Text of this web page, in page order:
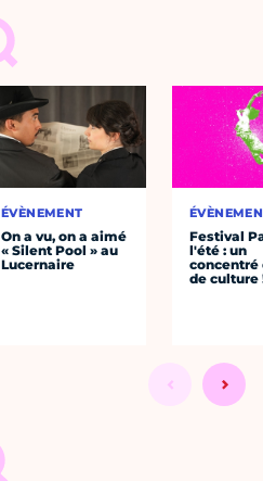
ÉVÈNEMENT
On a vu, on a aimé
« Silent Pool » au
Lucernaire
Festival
l'été : un
concentré
de culture